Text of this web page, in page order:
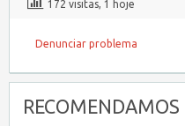
172 visitas, 1 hoje
Denunciar problema
RECOMENDAMOS